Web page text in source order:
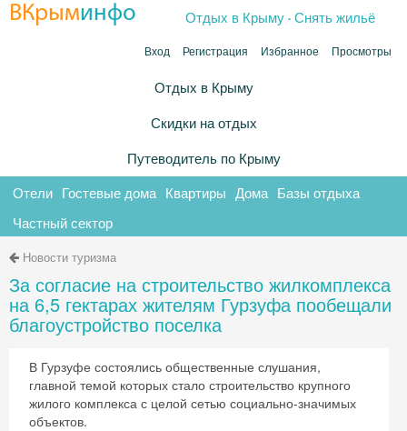
ВКрыминфо Отдых в Крыму .Снять жильё
Вход Регистрация Избранное Просмотры
Отдых в Крыму
Скидки на отдых
Путеводитель по Крыму
Отели Гостевые дома Квартиры Дома Базы отдыха
Частный сектор
Новости туризма
За согласие на строительство жилкомплекса
на 6,5 гектарах жителям Гурзуфа пообещали
благоустройство поселка
В Гурзуфе состоялись общественные слушания,
главной темой которых стало строительство крупного
жилого комплекса с целой сетью социально-значимых
объектов.